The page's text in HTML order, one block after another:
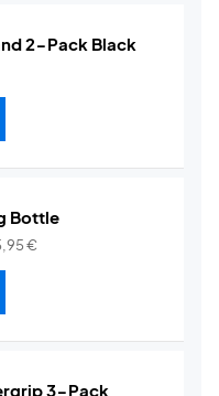
2-Pack Black
Bottle
€
3-Pack